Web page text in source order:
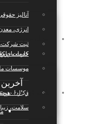
آنالیز
خدمات
قرارداد
انرژی،
موسسات
سلامت،
ثبت شرکت،
کارت
وکالت در
بانک قراردادها